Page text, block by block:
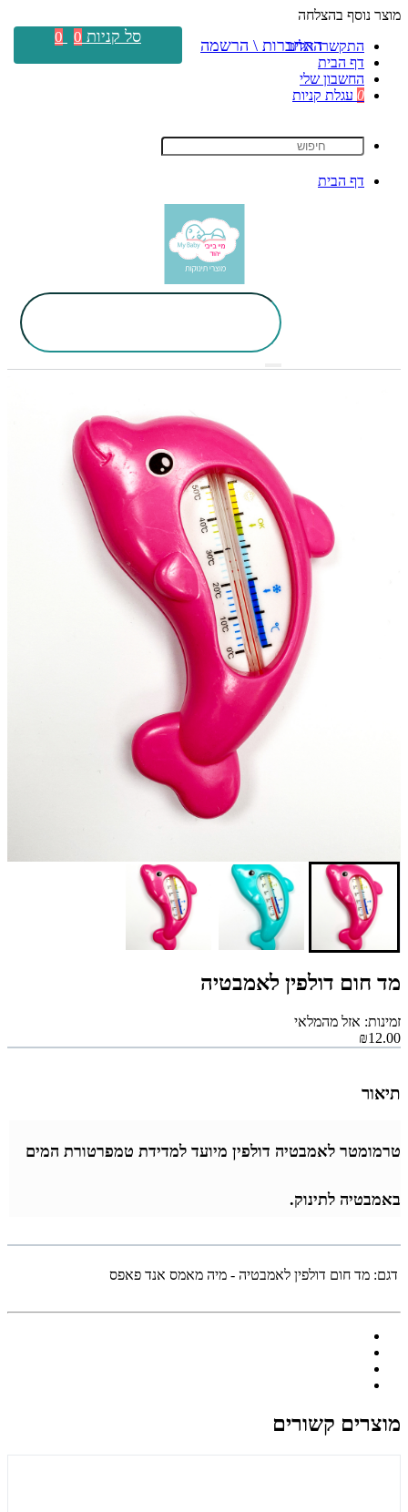
מוצר נוסף בהצלחה
התקשרו אלינו
דף הבית
החשבון שלי
0 עגלת קניות
דף הבית
התחברות \ הרשמה סל קניות 0
0
מד חום דולפין לאמבטיה
זמינות: אזל מהמלאי
₪12.00
תיאור
טרמומטר לאמבטיה דולפין מיועד למדידת טמפרטורת המים
באמבטיה לתינוק.
דגם: מד חום דולפין לאמבטיה - מיה מאמס אנד פאפס
מוצרים קשורים